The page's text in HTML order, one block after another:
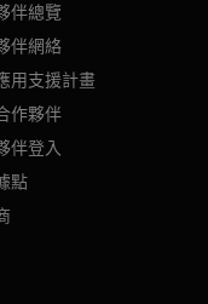
伴總覽
伴網絡
用支援計畫
作夥伴
伴登入
點